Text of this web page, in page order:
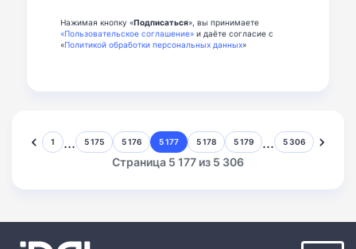
Нажимая кнопку «Подписаться», вы принимаете
«Пользовательское соглашение» и даёте согласие с
«Политикой обработки персональных данных»
1 ... 5 175 5 176 5 177 5 178 5 179 ... 5 306
Страница 5 177 из 5 306